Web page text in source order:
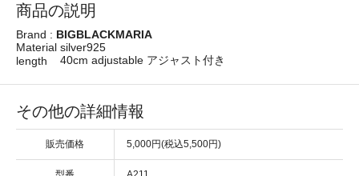
商品の説明
Brand : BIGBLACKMARIA
Material silver925
length
40cm adjustable アジャスト付き
その他の詳細情報
販売価格 5,000円(税込5,500円)